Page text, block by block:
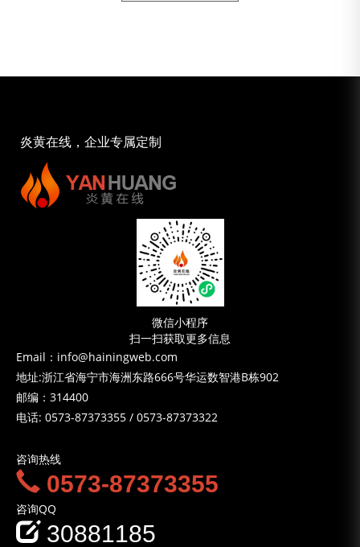
炎黄在线，企业专属定制
微信小程序
扫一扫获取更多信息
Email：info@hainingweb.com
地址:浙江省海宁市海洲东路666号华运数智港B栋902
邮编：314400
电话: 0573-87373355 / 0573-87373322
咨询热线
0573-87373355
咨询QQ
30881185